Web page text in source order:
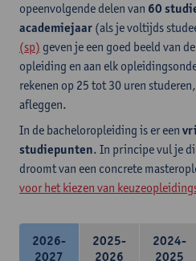
opeenvolgende delen van 60
academiejaar (als je voltijds
(sp) geven je een goed beeld van
opleiding en aan elk
rekenen op 25 tot 30 uren
afleggen.
In de bacheloropleiding is er een
studiepunten. In principe vul je
droomt van een concrete
voor het kiezen van
2026-
2027
2025-
2026
2024-
2025